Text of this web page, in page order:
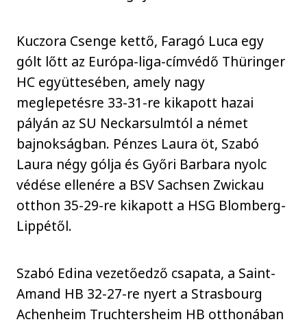
Kuczora Csenge kettő, Faragó Luca egy
gólt lőtt az Európa-liga-címvédő Thüringer
HC együttesében, amely nagy
meglepetésre 33-31-re kikapott hazai
pályán az SU Neckarsulmtól a német
bajnokságban. Pénzes Laura öt, Szabó
Laura négy gólja és Győri Barbara nyolc
védése ellenére a BSV Sachsen Zwickau
otthon 35-29-re kikapott a HSG Blomberg-
Lippétől.
Szabó Edina vezetőedző csapata, a Saint-
Amand HB 32-27-re nyert a Strasbourg
Achenheim Truchtersheim HB otthonában